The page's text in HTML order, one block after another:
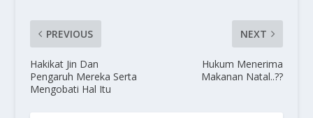
PREVIOUS
Hakikat Jin Dan
Pengaruh Mereka Serta
Mengobati Hal Itu
NEXT
Hukum Menerima
Makanan Natal..??